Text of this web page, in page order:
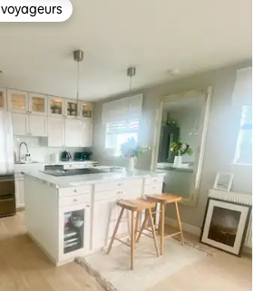
parmi les plus aimés